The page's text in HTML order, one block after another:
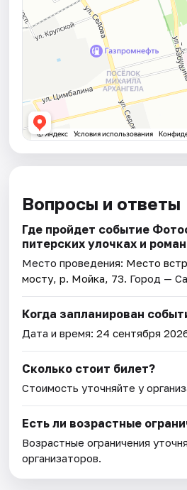
Вопросы и ответы
Где пройдет событие
питерских улочках и
Место проведения: Место
мосту, р. Мойка, 73. Город —
Когда запланирован
Дата и время:24 сентября
Сколько стоит билет?
Стоимость уточняйте у
Есть ли возрастные
Возрастные ограничения
организаторов.